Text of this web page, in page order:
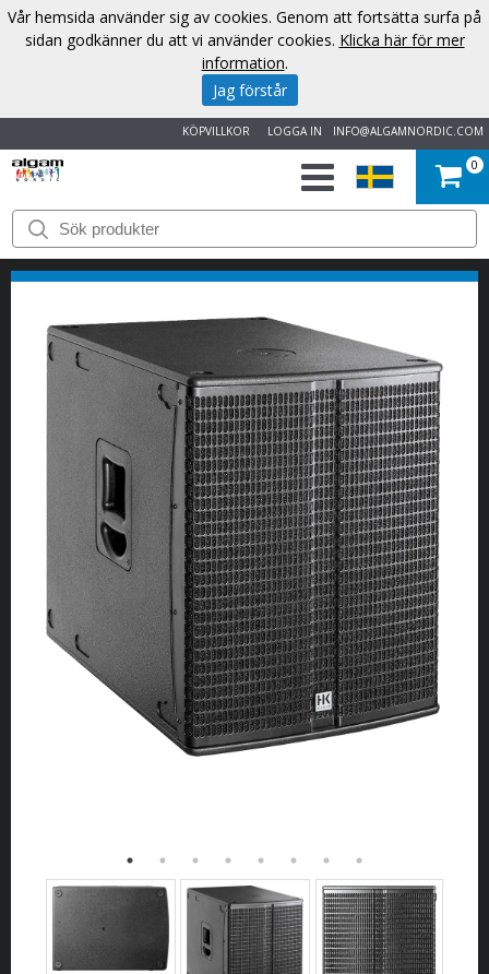
INFO@ALGAMNORDIC.COM
LOGGA IN
KÖPVILLKOR
START
VARUMÄRKEN
NYHETER
OM
OSS
KONTAKT
0
Vår hemsida använder sig av cookies. Genom att fortsätta surfa på
sidan godkänner du att vi använder cookies. Klicka här för mer
information.
Jag förstår